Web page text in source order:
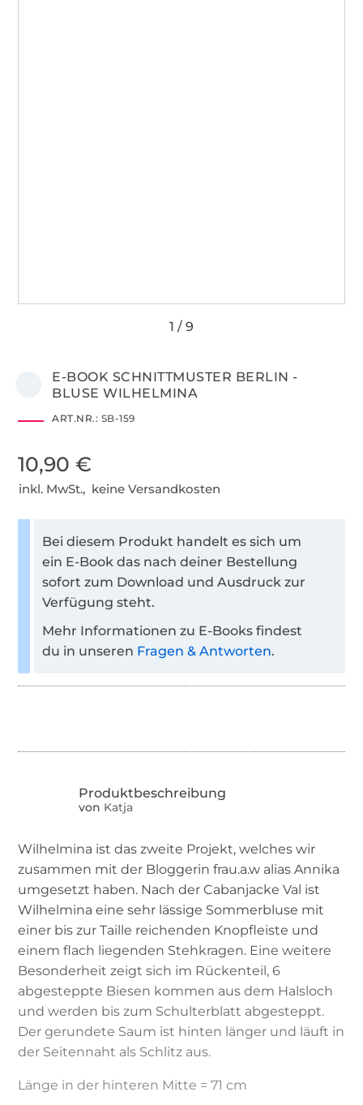
E-BOOK SCHNITTMUSTER BERLIN -
BLUSE WILHELMINA
ART.NR.: SB-159
10,90 €
inkl. MwSt., keine Versandkosten
Bei diesem Produkt handelt es sich um
ein E-Book das nach deiner Bestellung
sofort zum Download und Ausdruck zur
Verfügung steht.
Mehr Informationen zu E-Books findest
du in unseren Fragen & Antworten.
von Katja
Wilhelmina ist das zweite Projekt, welches wir
zusammen mit der Bloggerin frau.a.w alias Annika
umgesetzt haben. Nach der Cabanjacke Val ist
Wilhelmina eine sehr lässige Sommerbluse mit
einer bis zur Taille reichenden Knopfleiste und
einem flach liegenden Stehkragen. Eine weitere
Besonderheit zeigt sich im Rückenteil, 6
abgesteppte Biesen kommen aus dem Halsloch
und werden bis zum Schulterblatt abgesteppt.
Der gerundete Saum ist hinten länger und läuft in
der Seitennaht als Schlitz aus.
Länge in der hinteren Mitte = 71 cm